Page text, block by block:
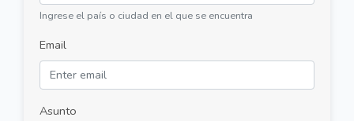
Ingrese el país o ciudad en el que se encuentra
Email
Asunto